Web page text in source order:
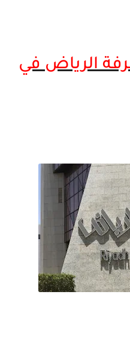
الرياض في